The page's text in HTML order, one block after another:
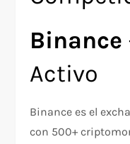
Binance
Activo
Binance es el
con 500+